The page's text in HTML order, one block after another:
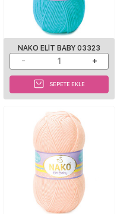
NAKO ELIT BABY 03323
SEPETE EKLE